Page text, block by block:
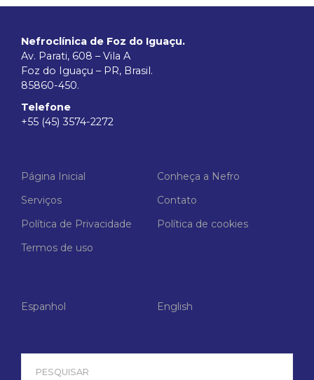
Nefroclínica de Foz do Iguaçu.
Av. Parati, 608 – Vila A
Foz do Iguaçu – PR, Brasil.
85860-450.
Telefone
+55 (45) 3574-2272
Página Inicial
Conheça a Nefro
Serviços
Contato
Política de Privacidade
Política de cookies
Termos de uso
Espanhol English